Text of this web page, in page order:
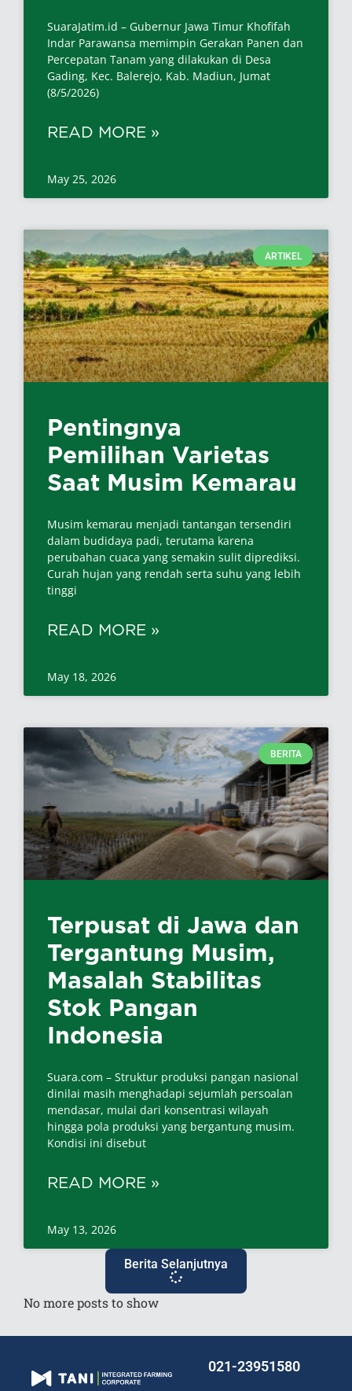
SuaraJatim.id – Gubernur Jawa Timur Khofifah
Indar Parawansa memimpin Gerakan Panen dan
Percepatan Tanam yang dilakukan di Desa
Gading, Kec. Balerejo, Kab. Madiun, Jumat
(8/5/2026)
READ MORE »
May 25, 2026
ARTIKEL
Pentingnya
Pemilihan Varietas
Saat Musim Kemarau
Musim kemarau menjadi tantangan tersendiri
dalam budidaya padi, terutama karena
perubahan cuaca yang semakin sulit diprediksi.
Curah hujan yang rendah serta suhu yang lebih
tinggi
READ MORE »
May 18, 2026
BERITA
Terpusat di Jawa dan
Tergantung Musim,
Masalah Stabilitas
Stok Pangan
Indonesia
Suara.com – Struktur produksi pangan nasional
dinilai masih menghadapi sejumlah persoalan
mendasar, mulai dari konsentrasi wilayah
hingga pola produksi yang bergantung musim.
Kondisi ini disebut
READ MORE »
May 13, 2026
Berita Selanjutnya
No more posts to show
021-23951580